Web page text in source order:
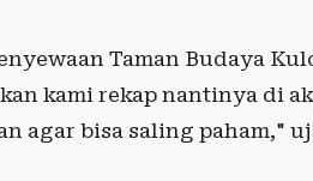
Taman Budaya
kami rekap nantinya di
agar bisa saling paham,"